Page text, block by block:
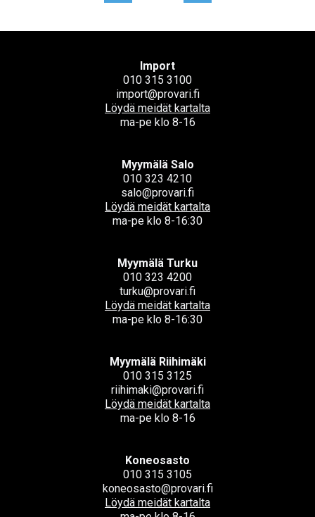
Import
010 315 3100
import@provari.fi
Löydä meidät kartalta
ma-pe klo 8-16
Myymälä Salo
010 323 4210
salo@provari.fi
Löydä meidät kartalta
ma-pe klo 8-16:30
Myymälä Turku
010 323 4200
turku@provari.fi
Löydä meidät kartalta
ma-pe klo 8-16:30
Myymälä Riihimäki
010 315 3125
riihimaki@provari.fi
Löydä meidät kartalta
ma-pe klo 8-16
Koneosasto
010 315 3105
koneosasto@provari.fi
Löydä meidät kartalta